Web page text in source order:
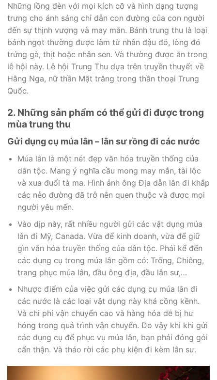
Những lồng đèn với mọi kích cỡ và hình dạng tượng
trưng cho ánh sáng chỉ dẫn con đường của con người
đến sự thịnh vượng và may mắn. Bánh trung thu là loại
bánh ngọt thường được làm từ nhân đậu đỏ, lòng đỏ
trứng gà, thịt hoặc nhân sen. Và thường được ăn trong
lễ hội này. Lễ hội Trung Thu dựa trên truyền thuyết về
Hằng Nga, nữ thần Mặt trăng trong thần thoại Trung
Quốc.
2. Những sản phẩm có thể gửi đi được trong
mùa trung thu
Gửi dụng cụ múa lân – lân sư rồng đi các nước
Múa lân là một nét đẹp văn hóa truyền thống của
dân tộc. Mang ý nghĩa cầu mong may mắn, tài lộc
và xua đuổi tà ma. Hình ảnh ông Địa dẫn lân đi khắp
các nẻo đường đã trở nên quen thuộc và được mọi
người yêu mến.
Vào dịp này, rất nhiều người gửi các vật dụng múa
lân đi Mỹ, Canada. Vừa để kinh doanh, vừa để giữ
gìn văn hóa truyền thống của dân tộc. Phải kể đến
các dụng cụ trong múa lân gồm có: Trống, Chiêng,
trang phục múa lân, đầu ông địa, đầu lân sư,…
Nhược điểm của việc gửi các dụng cụ múa lân đi
các nước là các loại vật dụng này khá cồng kềnh.
Và chi phí vận chuyển cao và hàng hóa dễ bị hư
hỏng trong quá trình vận chuyển. Do vậy khi khi gửi
các dụng cụ để phục vụ múa lân, bạn phải đóng gói
cẩn thận. Và tháo rời các phụ kiện đi kèm lân sư.